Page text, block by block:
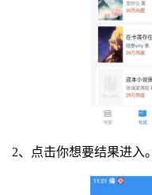
2、点击你想要结果进入。